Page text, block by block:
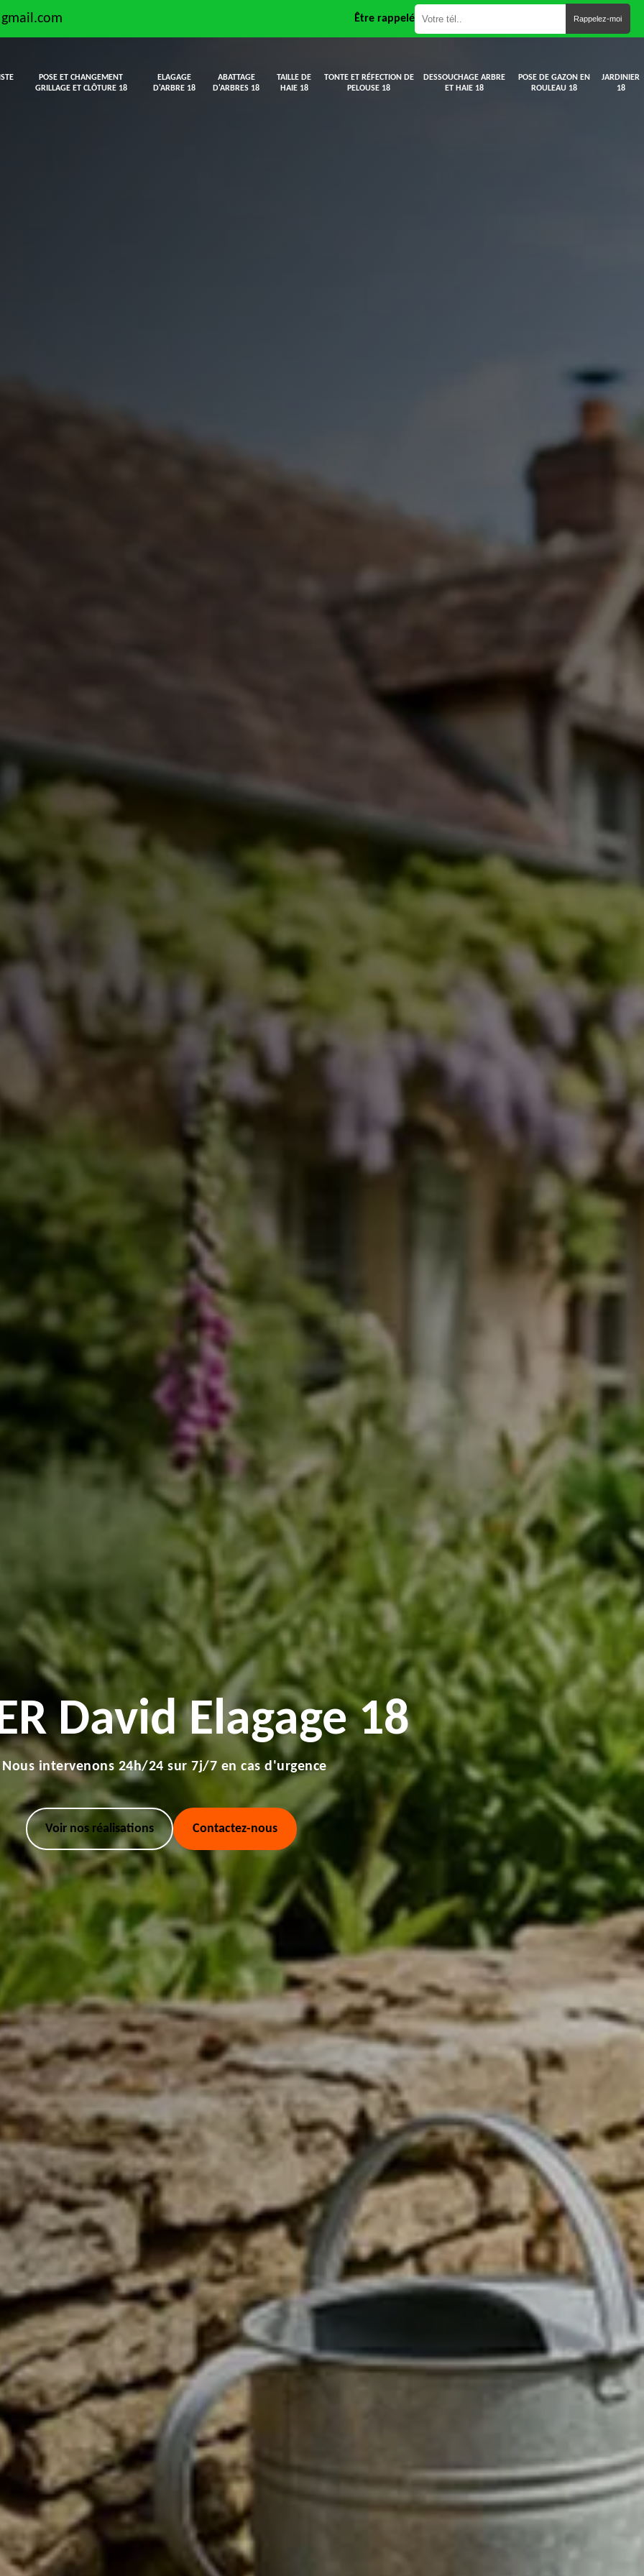
Être rappelé
POSE ET CHANGEMENT
GRILLAGE ET CLÔTURE 18
ELAGAGE
D'ARBRE 18
ABATTAGE
D'ARBRES 18
TAILLE DE
HAIE 18
TONTE ET RÉFECTION DE
PELOUSE 18
DESSOUCHAGE ARBRE
ET HAIE 18
POSE DE GAZON EN
ROULEAU 18
JARDINIER
18
David Elagage 18
Nous intervenons 24h/24 sur 7j/7 en cas d'urgence
Voir nos réalisations Contactez-nous